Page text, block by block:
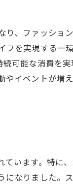
、ファッショ
を実現する
可能な消費を
イベントが
います。特
なりました